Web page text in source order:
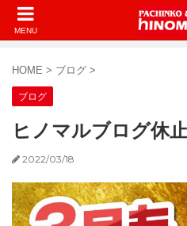
MENU
HOME > ブログ >
ブログ
ヒノマルブログ休
2022/03/18